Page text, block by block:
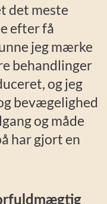
det meste
efter få
jeg mærke
behandlinger
og jeg
bevægelighed
og måde
har gjort en